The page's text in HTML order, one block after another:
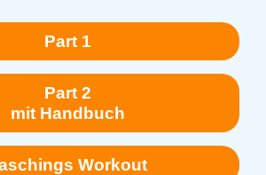
Part 1
Part 2
mit Handbuch
Workout